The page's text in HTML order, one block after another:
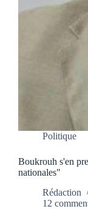
Politique
Boukrouh s'en
nationales"
Rédaction
12